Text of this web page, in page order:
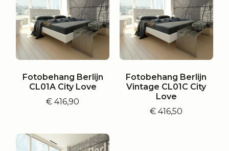
Fotobehang Berlijn
CL01A City Love
€ 416,90
Fotobehang Berlijn
Vintage CL01C City
Love
€ 416,50